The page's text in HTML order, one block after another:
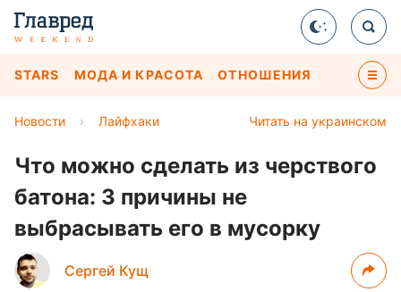
STARS МОДА И КРАСОТА ОТНОШЕНИЯ
Читать на украинском
Новости › Лайфхаки
Что можно сделать из черствого
батона: 3 причины не
выбрасывать его в мусорку
Сергей Кущ